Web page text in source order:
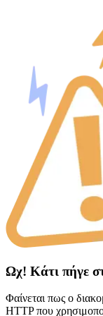
Ωχ! Κάτι πήγε
Φαίνεται πως ο
HTTP που